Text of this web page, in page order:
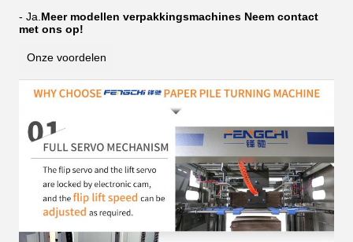
- Ja. Meer modellen verpakkingsmachines Neem contact
met ons op!
Onze voordelen